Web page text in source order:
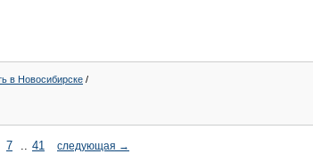
в Новосибирске /
7 .. 41 следующая →